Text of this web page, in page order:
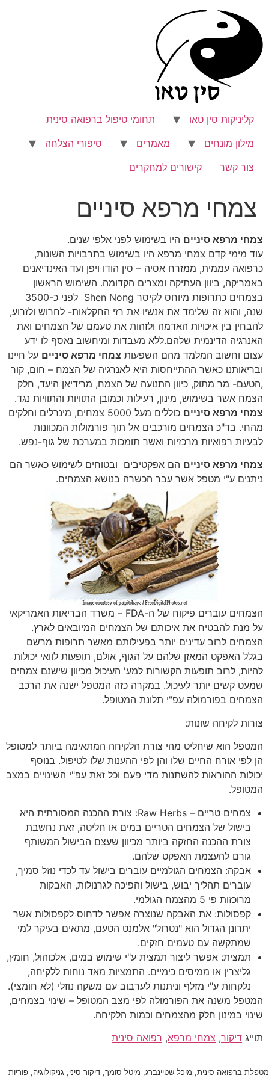
לתוכן
קליניקות סין טאו
תחומי טיפול ברפואה סינית
מילון מונחים
מאמרים
סיפורי הצלחה
צור קשר
קישורים למחקרים
צמחי מרפא סיניים
צמחי מרפא סיניים היו בשימוש לפני אלפי שנים.
עוד מימי קדם צמחי מרפא היו בשימוש בתרבויות השונות,
כרפואה עממית, ממזרח אסיה – סין הודו ויפן ועד האינדיאנים
באמריקה, ביוון העתיקה ומצרים הקדומה. השימוש הראשון
בצמחים כתרופות מיוחס לקיסר Shen Nong לפני כ-3500
שנה, והוא זה שלימד את אנשיו את רזי החקלאות- לחרוש ולזרוע,
להבחין בין איכויות האדמה ולזהות את טעמם של הצמחים ואת
האנרגיה הדינמית שלהם.ללא מעבדות ומיחשוב נאסף לו ידע
עצום וחשוב המלמד מהם השפעות צמחי מרפא סיניים על חיינו
ובריאותנו כאשר ההתייחסות היא לאנרגיה של הצמח – חום, קור
,הטעם- מר מתוק, כיוון התנועה של הצמח, מרידיאן היעד, חלק
הצמח אשר בשימוש, מינון, רעילות וכמובן התוויות והתוויות נגד.
צמחי מרפא סיניים
כוללים מעל 5000 צמחים, מינרלים וחלקים
מהחי. בד"כ הצמחים מורכבים אל תוך פורמולות המכוונות
לבעיות רפואיות מרכזיות ואשר תומכות במערכת של גוף-נפש.
צמחי מרפא סיניים הם אפקטיבים ובטוחים לשימוש כאשר הם
ניתנים ע"י מטפל אשר עבר הכשרה בנושא הצמחים.
הצמחים עוברים פיקוח של ה-FDA – משרד הבריאות האמריקאי
על מנת להבטיח את איכותם של הצמחים המיובאים לארץ.
הצמחים לרוב עדינים יותר בפעילותם מאשר תרופות מרשם
בגלל האפקט המאזן שלהם על הגוף, אולם, תופעות לוואי יכולות
להיות, לרוב תופעות הקשורות למע' העיכול מכיוון שישנם צמחים
שמעט קשים יותר לעיכול. במקרה כזה המטפל ישנה את הרכב
הצמחים בפורמולה עפ"י תלונת המטופל.
צורות לקיחה שונות:
המטפל הוא שיחליט מהי צורת הלקיחה המתאימה ביותר למטופל
הן לפי אורח החיים שלו והן לפי ההענות שלו לטיפול. בנוסף
יכולות ההוראות להשתנות מדי פעם וכל זאת עפ"י השינויים במצב
המטופל.
צמחים טריים – Raw Herbs: צורת ההכנה המסורתית היא
בישול של הצמחים הטריים במים או חליטה, זאת נחשבת
צורת ההכנה החזקה ביותר מכיוון שעצם הבישול המשותף
גורם להעצמת האפקט שלהם.
אבקה: הצמחים הגולמיים עוברים בישול עד לכדי נוזל סמיך,
עוברים תהליך יבוש, בישול והפיכה לגרנולות, האבקות
מרוכזות פי 5 מהצמח הגולמי.
קפסולות: את האבקה שנוצרה אפשר לדחוס לקפסולות אשר
יתרונן הגדול הוא "נטרול" אלמנט הטעם, מתאים בעיקר למי
שמתקשה עם טעמים חזקים.
תמצית: אפשר ליצור תמצית ע"י שימוש במים, אלכוהול, חומץ,
גליצרין או ממיסים כימיים. התמציות מאד נוחות ללקיחה,
נלקחות ע"י מזלף וניתנות לערבוב עם משקה נוזלי (לא חומצי).
המטפל משנה את הפורמולה לפי מצב המטופל – שינוי בצמחים,
שינוי במינון חלק מהצמחים וכמות הלקיחה.
תוייג דיקור, צמחי מרפא, רפואה סינית
מטפלת ברפואה סינית, מיכל שטיינברג, מיטל סומך, דיקור סיני, גניקולוגיה, פוריות